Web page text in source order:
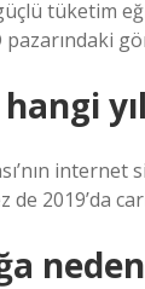
tüketim
internet
de 2019’da